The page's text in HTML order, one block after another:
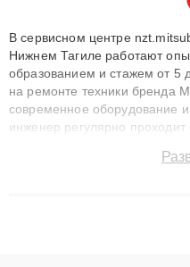
В сервисном центре
Нижнем Тагиле работают
образованием и стажем от 5
на ремонте техники бренда
современное оборудование
инженер регулярно
восстанавливать технику с